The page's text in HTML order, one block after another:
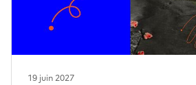
19 juin 2027